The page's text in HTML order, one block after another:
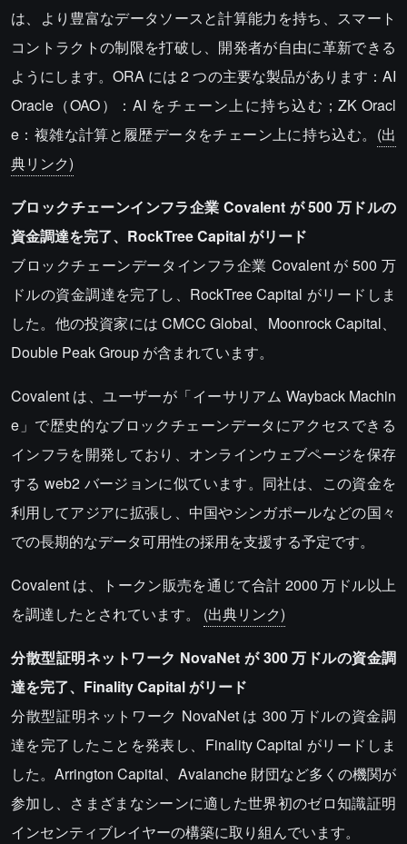
は、より豊富なデータソースと計算能力を持ち、スマート
コントラクトの制限を打破し、開発者が自由に革新できる
ようにします。ORA には 2 つの主要な製品があります：AI
Oracle（OAO）：AI をチェーン上に持ち込む；ZK Oracl
e：複雑な計算と履歴データをチェーン上に持ち込む。 (出
典リンク)
ブロックチェーンインフラ企業 Covalent が 500 万ドルの
資金調達を完了、RockTree Capital がリード
ブロックチェーンデータインフラ企業 Covalent が 500 万
ドルの資金調達を完了し、RockTree Capital がリードしま
した。他の投資家には CMCC Global、Moonrock Capital、
Double Peak Group が含まれています。
Covalent は、ユーザーが「イーサリアム Wayback Machin
e」で歴史的なブロックチェーンデータにアクセスできる
インフラを開発しており、オンラインウェブページを保存
する web2 バージョンに似ています。同社は、この資金を
利用してアジアに拡張し、中国やシンガポールなどの国々
での長期的なデータ可用性の採用を支援する予定です。
Covalent は、トークン販売を通じて合計 2000 万ドル以上
を調達したとされています。 (出典リンク)
分散型証明ネットワーク NovaNet が 300 万ドルの資金調
達を完了、Finality Capital がリード
分散型証明ネットワーク NovaNet は 300 万ドルの資金調
達を完了したことを発表し、Finality Capital がリードしま
した。Arrington Capital、Avalanche 財団など多くの機関が
参加し、さまざまなシーンに適した世界初のゼロ知識証明
インセンティブレイヤーの構築に取り組んでいます。